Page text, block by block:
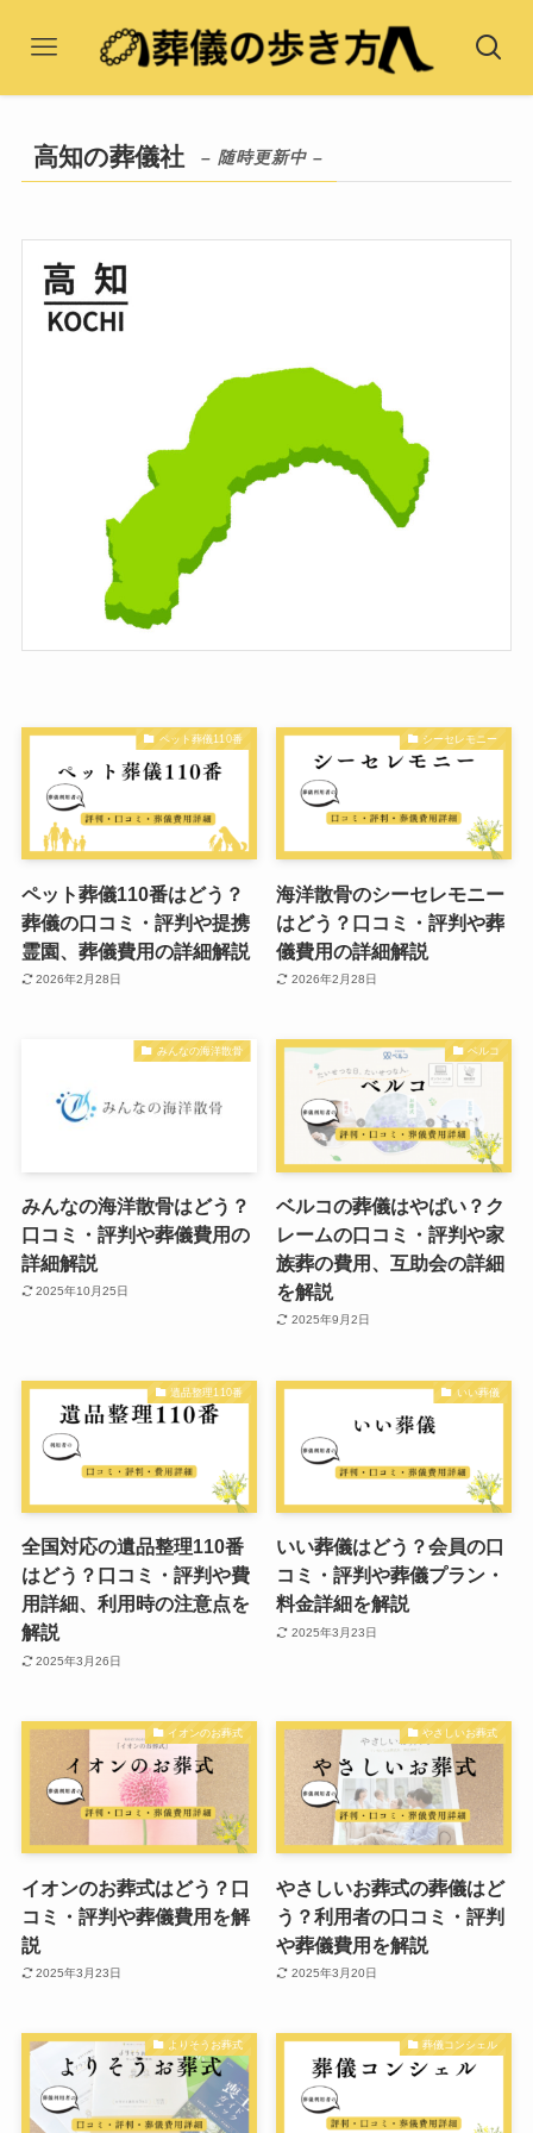
高知の葬儀社 – 随時更新中 –
ペット葬儀110番
ペット葬儀110番はどう？
葬儀の口コミ・評判や提携
霊園、葬儀費用の詳細解説
2026年2月28日
シーセレモニー
海洋散骨のシーセレモニー
はどう？口コミ・評判や葬
儀費用の詳細解説
2026年2月28日
みんなの海洋散骨
みんなの海洋散骨はどう？
口コミ・評判や葬儀費用の
詳細解説
2025年10月25日
ベルコ
ベルコの葬儀はやばい？ク
レームの口コミ・評判や家
族葬の費用、互助会の詳細
を解説
2025年9月2日
遺品整理110番
全国対応の遺品整理110番
はどう？口コミ・評判や費
用詳細、利用時の注意点を
解説
2025年3月26日
いい葬儀
いい葬儀はどう？会員の口
コミ・評判や葬儀プラン・
料金詳細を解説
2025年3月23日
イオンのお葬式
イオンのお葬式はどう？口
コミ・評判や葬儀費用を解
説
2025年3月23日
やさしいお葬式
やさしいお葬式の葬儀はど
う？利用者の口コミ・評判
や葬儀費用を解説
2025年3月20日
よりそうお葬式 葬儀コンシェル